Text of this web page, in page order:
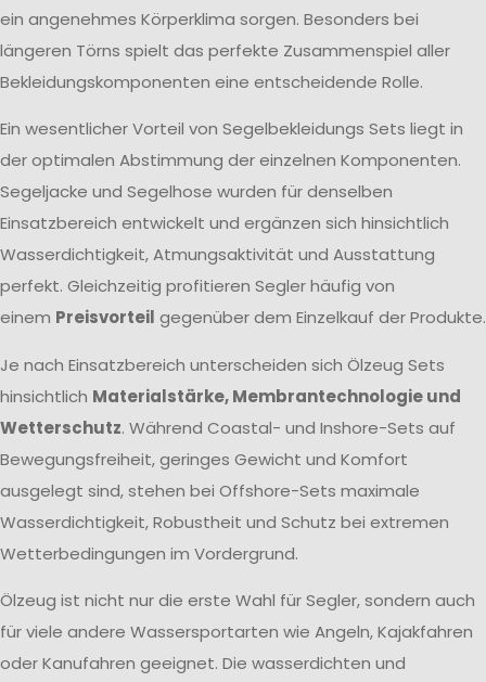
ein angenehmes Körperklima sorgen. Besonders bei
längeren Törns spielt das perfekte Zusammenspiel aller
Bekleidungskomponenten eine entscheidende Rolle.
Ein wesentlicher Vorteil von Segelbekleidungs Sets liegt in
der optimalen Abstimmung der einzelnen Komponenten.
Segeljacke und Segelhose wurden für denselben
Einsatzbereich entwickelt und ergänzen sich hinsichtlich
Wasserdichtigkeit, Atmungsaktivität und Ausstattung
perfekt. Gleichzeitig profitieren Segler häufig von
einem Preisvorteil gegenüber dem Einzelkauf der Produkte.
Je nach Einsatzbereich unterscheiden sich Ölzeug Sets
hinsichtlich Materialstärke, Membrantechnologie und
Wetterschutz. Während Coastal- und Inshore-Sets auf
Bewegungsfreiheit, geringes Gewicht und Komfort
ausgelegt sind, stehen bei Offshore-Sets maximale
Wasserdichtigkeit, Robustheit und Schutz bei extremen
Wetterbedingungen im Vordergrund.
Ölzeug ist nicht nur die erste Wahl für Segler, sondern auch
für viele andere Wassersportarten wie Angeln, Kajakfahren
oder Kanufahren geeignet. Die wasserdichten und